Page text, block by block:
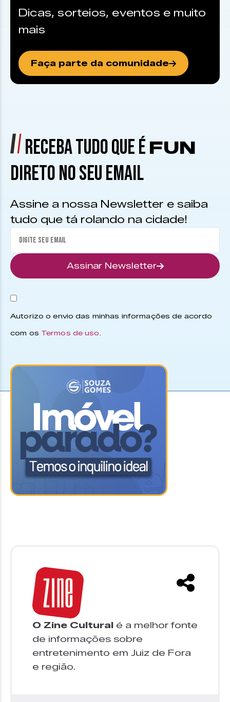
Dicas, sorteios, eventos e muito
mais
Faça parte da comunidade
RECEBA TUDO QUE É FUN
DIRETO NO SEU EMAIL
Assine a nossa Newsletter e saiba
tudo que tá rolando na cidade!
Assinar Newsletter
Autorizo o envio das minhas informações de acordo
com os Termos de uso.
O Zine Cultural é a melhor fonte
de informações sobre
entretenimento em Juiz de Fora
e região.